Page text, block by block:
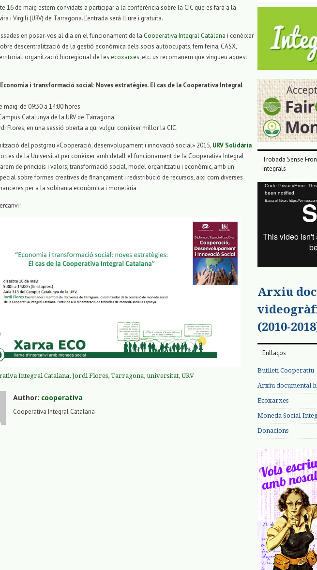
16 de maig estem convidats a participar a la conferència sobre la CIC que es farà a la
i Virgili (URV) de Tarragona. L’entrada serà lliure i gratuïta.
en posar-vos al dia en el funcionament de la Cooperativa Integral Catalana i conèixer
descentralització de la gestió econòmica dels socis autoocupats, fem feina, CASX,
organització bioregional de les ecoxarxes, etc. us recomanem que vingueu aquest
i transformació social: Noves estratègies. El cas de la Cooperativa Integral
maig: de 09:30 a 14:00 hores
Catalunya de la URV de Tarragona
Flores, en una sessió oberta a qui vulgui conèixer millor la CIC.
del postgrau «Cooperació, desenvolupament i innovació social» 2015, URV Solidària
de la Universitat per conèixer amb detall el funcionament de la Cooperativa Integral
de principis i valors, transformació social, model organitzatiu i econòmic, amb un
sobre formes creatives de finançament i redistribució de recursos, així com diverses
per a la sobirania econòmica i monetària
Integral Catalana, Jordi Flores, Tarragona, universitat, URV
Author: cooperativa
Cooperativa Integral Catalana
Trobada Sense
Integrals
Reproductor
vídeo
Code PrivacyError:
been notified.
Baixa el fitxer: https://
Arxiu
(2010-
Enllaços
Butlletí Cooperatiu
Arxiu documental
Ecoxarxes
Moneda Social-
Donacions